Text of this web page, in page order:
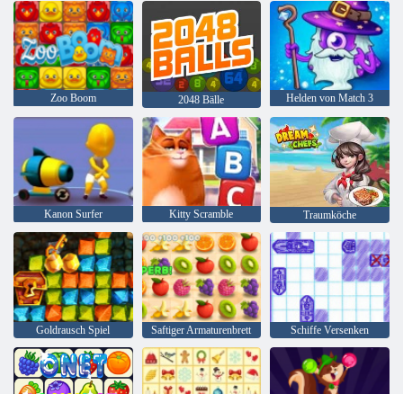
Zoo Boom 2048 Bälle Helden von Match 3
Kanon Surfer Kitty Scramble Traumköche
Goldrausch Spiel Saftiger Armaturenbrett Schiffe Versenken